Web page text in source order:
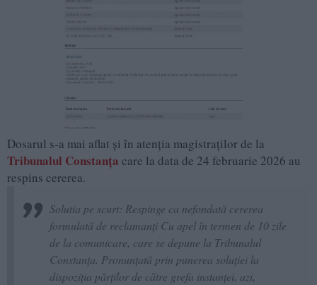
Dosarul s-a mai aflat și în atenția magistraților de la
Tribunalul Constanța care la data de 24 februarie 2026 au
respins cererea.
Solutia pe scurt: Respinge ca nefondată cererea
formulată de reclamanţi Cu apel în termen de 10 zile
de la comunicare, care se depune la Tribunalul
Constanţa. Pronunţată prin punerea soluţiei la
dispoziţia părţilor de către grefa instanţei, azi,